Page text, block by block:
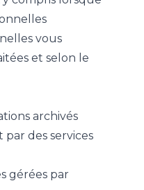
vous
et selon le
archivés
des services
gérées par